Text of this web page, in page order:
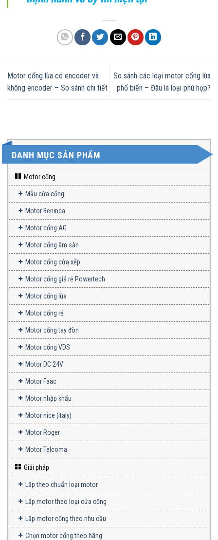
Motor cổng lùa có encoder và
không encoder – So sánh chi tiết
So sánh các loại motor cổng lùa
phổ biến – Đâu là loại phù hợp?
DANH MỤC SẢN PHẨM
Motor cổng
Mẫu cửa cổng
Motor Beninca
Motor cổng AG
Motor cổng âm sàn
Motor cổng cửa xếp
Motor cổng giá rẻ Powertech
Motor cổng lùa
Motor cổng rẻ
Motor cổng tay đòn
Motor cổng VDS
Motor DC 24V
Motor Faac
Motor nhập khẩu
Motor nice (italy)
Motor Roger
Motor Telcoma
Giải pháp
Lắp theo chuẩn loại motor
Lắp motor theo loại cửa cổng
Lắp motor cổng theo nhu cầu
Chọn motor cổng theo hãng